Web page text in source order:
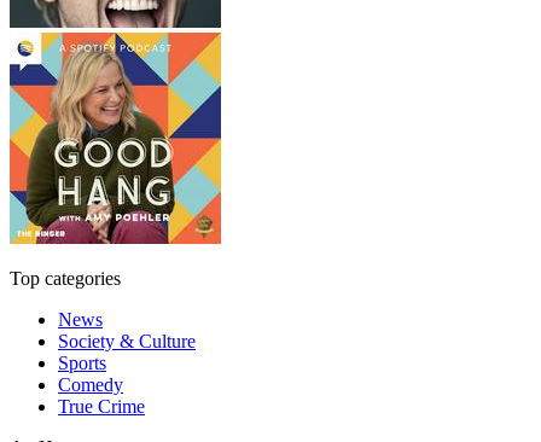
Top categories
News
Society & Culture
Sports
Comedy
True Crime